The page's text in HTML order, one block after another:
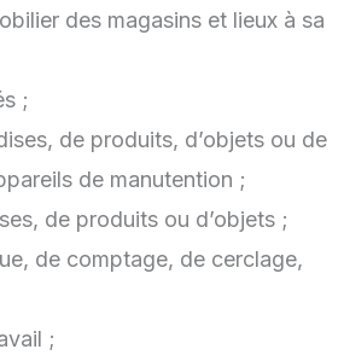
des magasins et lieux à sa
;
de produits, d’objets ou de
de manutention ;
de produits ou d’objets ;
de comptage, de cerclage,
;